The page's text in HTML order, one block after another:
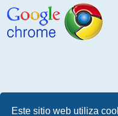
Este sitio web utiliza